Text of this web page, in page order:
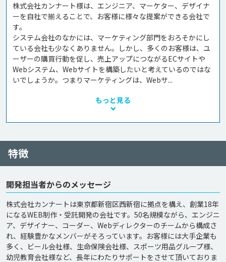
株式会社カンナート様は、エンジニア、マーケター、デザイナ
ーを自社で揃えることで、お客様に様々な提案ができる会社で
す。
システム会社のなかには、マーケティング部門をおろそかにし
ている会社も少なくありません。しかし、多くのお客様は、ユ
ーザーの購買行動を促し、売上アップにつながるECサイトや
Webシステム、Webサイトを構築したいと考えているのではな
いでしょうか。つまりマーケティングは、Webサ...
もっと見る
特徴
開発担当者からのメッセージ
株式会社カンナートは東京都新宿区西新宿に拠点を構え、創業18年
になるWEB制作・受託開発の会社です。50名規模ながら、エンジニ
ア、デザイナー、コーダー、Webディレクターのチームから構成さ
れ、経験豊かなメンバーがそろっています。お客様には大手企業も
多く、ビール会社様、生命保険会社様、スポーツ用品グループ様、
幼児教育会社様など、長年にわたりサポートをさせて頂いておりま